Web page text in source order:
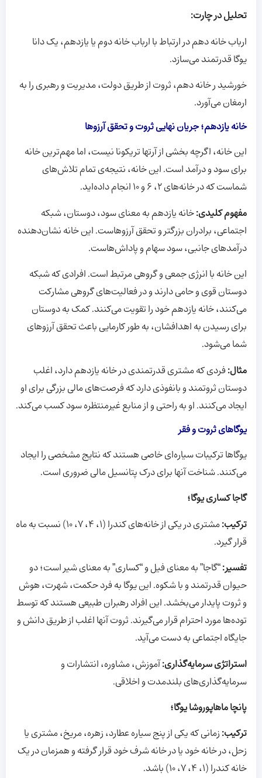
تحلیل در چارت:
ارباب خانه دهم در ارتباط با ارباب خانه دوم یا یازدهم، یک دانا
یوگا قدرتمند می‌سازد.
خورشید ر خانه دهم، ثروت از طریق دولت، مدیریت و رهبری را به
ارمغان می‌آورد.
خانه یازدهم؛ جریان نهایی ثروت و تحقق آرزوها
این خانه، اگرچه بخشی از آرتها تریکونا نیست، اما مهم‌ترین خانه
برای سود و درآمد است. این خانه، نتیجه‌ی تمام تلاش‌های
شماست که در خانه‌های ۲، ۶ و ۱۰ انجام داده‌اید.
مفهوم کلیدی:خانه یازدهم به معنای سود، دوستان، شبکه
اجتماعی، برادران بزرگتر و تحقق آرزوهاست. این خانه نشان‌دهنده
درآمدهای جانبی، سود سهام و پاداش‌هاست.
این خانه با انرژی جمعی و گروهی مرتبط است. افرادی که شبکه
دوستان قوی و حامی دارند و در فعالیت‌های گروهی مشارکت
می‌کنند، خانه یازدهم خود را تقویت می‌کنند. کمک به دوستان
برای رسیدن به اهدافشان، به طور کارمایی باعث تحقق آرزوهای
شما می‌شود.
مثال:فردی که مشتری قدرتمندی در خانه یازدهم دارد، اغلب
دوستان ثروتمند و بانفوذی دارد که فرصت‌های مالی بزرگی برای او
ایجاد می‌کنند. او به راحتی و از منابع غیرمنتظره سود کسب می‌کند.
یوگاهای ثروت و فقر
یوگاها ترکیبات سیاره‌ای خاصی هستند که نتایج مشخصی را ایجاد
می‌کنند. شناخت آنها برای درک پتانسیل مالی ضروری است.
گاجا کساری یوگا؛
ترکیب:
مشتری در یکی از خانه‌های کندرا (۱، ۴، ۷، ۱۰) نسبت به ماه
قرار گیرد.
تفسیر:“گاجا” به معنای فیل و “کساری” به معنای شیر است؛ دو
حیوان قدرتمند و با شکوه. این یوگا به فرد حکمت، شهرت، هوش
و ثروت پایدار می‌بخشد. این افراد رهبران طبیعی هستند که توسط
توده‌ها مورد احترام قرار می‌گیرند. ثروت آنها اغلب از طریق دانش و
جایگاه اجتماعی به دست می‌آید.
استراتژی سرمایه‌گذاری:آموزش، مشاوره، انتشارات و
سرمایه‌گذاری‌های بلندمدت و اخلاقی.
پانچا ماهاپوروشا یوگا؛
ترکیب:زمانی که یکی از پنج سیاره عطارد، زهره، مریخ، مشتری یا
زحل، در خانه خود یا در خانه شرف خود قرار گرفته و همزمان در یک
خانه کندرا (۱، ۴، ۷، ۱۰) باشد.